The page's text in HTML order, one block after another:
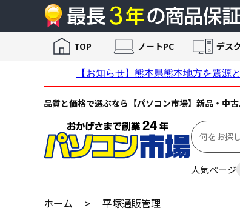
品質と価格で選ぶなら【パソコン市場】新品・中
人気ページ
TOP ノートPC デス
ホーム >
平塚通販管理